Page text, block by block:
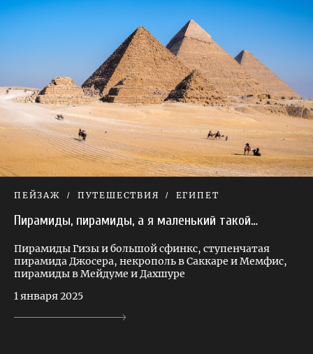
ПЕЙЗАЖ ПУТЕШЕСТВИЯ ЕГИПЕТ
Пирамиды, пирамиды, а я маленький такой…
Пирамиды Гизы и большой сфинкс, ступенчатая
пирамида Джосера, некрополь в Саккаре и Мемфис,
пирамиды в Мейдуме и Дахшуре
1 января 2025